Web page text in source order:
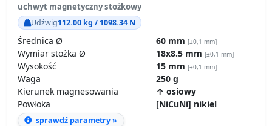
uchwyt magnetyczny stożkowy
Udźwig112.00 kg / 1098.34 N
Średnica Ø 60 mm [±0,1 mm]
Wymiar stożka Ø 18x8.5 mm [±0,1 mm]
Wysokość 15 mm [±0,1 mm]
Waga
250 g
Kierunek magnesowania
↑ osiowy
Powłoka
[NiCuNi] nikiel
sprawdź parametry »